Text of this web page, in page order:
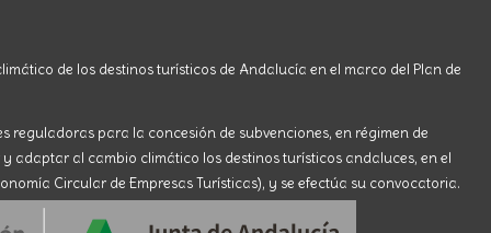
de los destinos turísticos de Andalucía en el marco del Plan de
reguladoras para la concesión de subvenciones, en régimen de
adaptar al cambio climático los destinos turísticos andaluces, en el
Circular de Empresas Turísticas), y se efectúa su convocatoria.